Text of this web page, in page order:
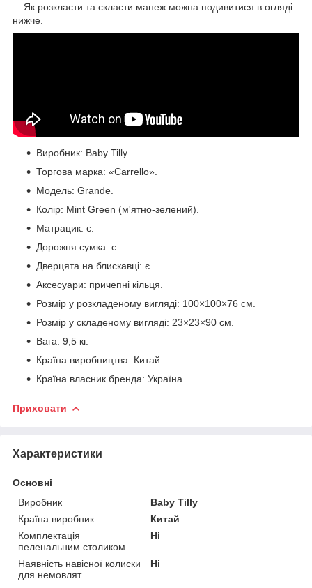
Як розкласти та скласти манеж можна подивитися в огляді
нижче.
Виробник: Baby Tilly.
Торгова марка: «Carrello».
Модель: Grande.
Колір: Mint Green (м'ятно-зелений).
Матрацик: є.
Дорожня сумка: є.
Дверцята на блискавці: є.
Аксесуари: причепні кільця.
Розмір у розкладеному вигляді: 100×100×76 см.
Розмір у складеному вигляді: 23×23×90 см.
Вага: 9,5 кг.
Країна виробництва: Китай.
Країна власник бренда: Україна.
Приховати
Характеристики
Основні
Виробник
Baby Tilly
Країна виробник
Китай
Комплектація
пеленальним столиком
Ні
Наявність навісної колиски
для немовлят
Ні